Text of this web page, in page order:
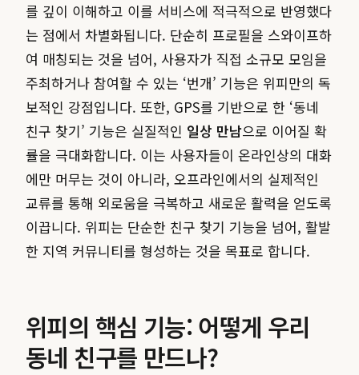
를 깊이 이해하고 이를 서비스에 적극적으로 반영했다
는 점에서 차별화됩니다. 단순히 프로필을 스와이프하
여 매칭되는 것을 넘어, 사용자가 직접 소규모 모임을
주최하거나 참여할 수 있는 ‘번개’ 기능은 위피만의 독
보적인 강점입니다. 또한, GPS를 기반으로 한 ‘동네
친구 찾기’ 기능은 실질적인 일상 만남으로 이어질 확
률을 극대화합니다. 이는 사용자들이 온라인상의 대화
에만 머무는 것이 아니라, 오프라인에서의 실제적인
교류를 통해 외로움을 극복하고 새로운 활력을 얻도록
이끕니다. 위피는 단순한 친구 찾기 기능을 넘어, 활발
한 지역 커뮤니티를 형성하는 것을 목표로 합니다.
위피의 핵심 기능: 어떻게 우리
동네 친구를 만드나?